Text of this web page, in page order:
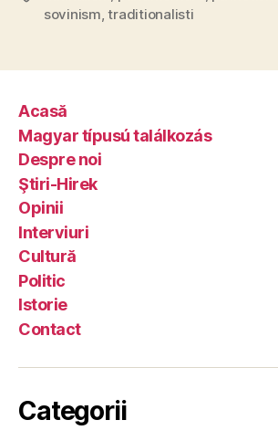
sovinism,traditionalisti
Acasă
Magyar típusú találkozás
Despre noi
Ştiri-Hirek
Opinii
Interviuri
Cultură
Politic
Istorie
Contact
Categorii